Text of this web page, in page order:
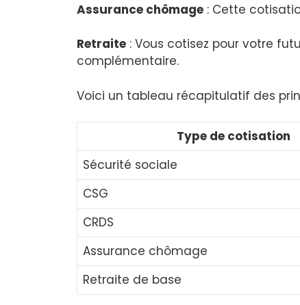
Assurance chômage : Cette
Retraite : Vous cotisez pour votre
complémentaire.
Voici un tableau récapitulatif des
Type de cotisation
Sécurité sociale
CSG
CRDS
Assurance chômage
Retraite de base